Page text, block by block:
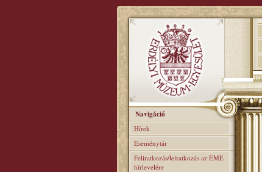
Navigáció
Hírek
Eseménytár
Feliratkozás/leiratkozás az EME
hírlevelére